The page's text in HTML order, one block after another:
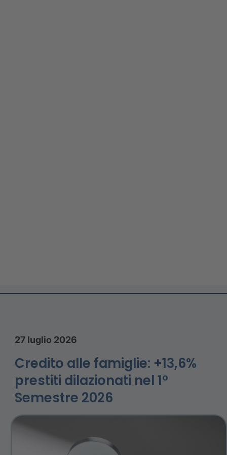
27 luglio 2026
Credito alle famiglie: +13,6%
prestiti dilazionati nel 1°
Semestre 2026